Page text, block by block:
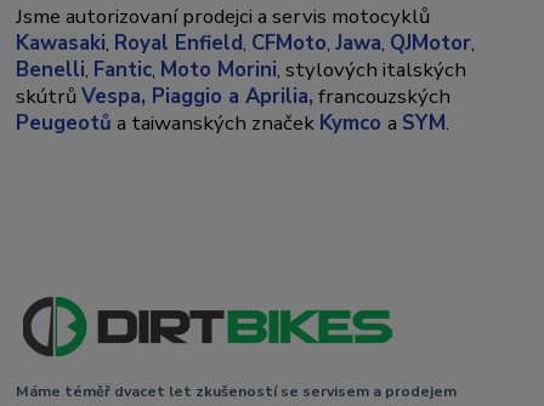
Jsme autorizovaní prodejci a servis motocyklů
Kawasaki, Royal Enfield, CFMoto,Jawa, QJMotor,
Benelli, Fantic, Moto Morini, stylových italských
skútrůVespa, Piaggio a Aprilia, francouzských
Peugeotů a taiwanských značek Kymcoa SYM.
Máme téměř dvacet let zkušeností se servisem a prodejem